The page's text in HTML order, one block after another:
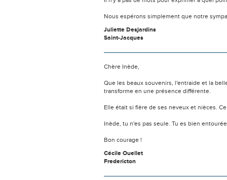
Nous espérons simplement que notre
Juliette Desjardins
Saint-Jacques
Chère Inède,
Que les beaux souvenirs, l'entraide et la
transforme en une présence différente.
Elle était si fière de ses neveux et nièces.
Inède, tu n'es pas seule. Tu es bien
Bon courage !
Cécile Ouellet
Fredericton